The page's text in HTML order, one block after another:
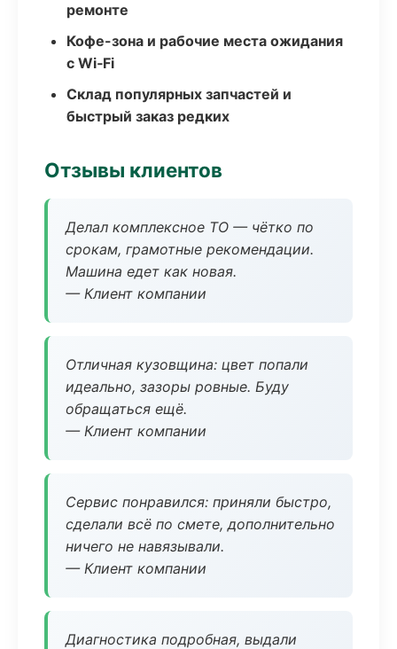
ремонте
Кофе-зона и рабочие места ожидания
с Wi‑Fi
Склад популярных запчастей и
быстрый заказ редких
Отзывы клиентов
Делал комплексное ТО — чётко по
срокам, грамотные рекомендации.
Машина едет как новая.
— Клиент компании
Отличная кузовщина: цвет попали
идеально, зазоры ровные. Буду
обращаться ещё.
— Клиент компании
Сервис понравился: приняли быстро,
сделали всё по смете, дополнительно
ничего не навязывали.
— Клиент компании
Диагностика подробная, выдали